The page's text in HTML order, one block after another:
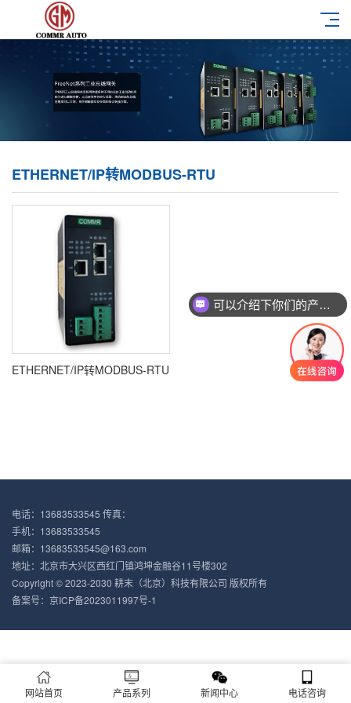
ETHERNET/IP转MODBUS-RTU
ETHERNET/IP转MODBUS-RTU
电话：13683533545 传真：
手机：13683533545
邮箱：13683533545@163.com
地址：北京市大兴区西红门镇鸿坤金融谷11号楼302
Copyright © 2023-2030 耕末（北京）科技有限公司 版权所有
备案号： 京ICP备2023011997号-1
网站首页 产品系列 新闻中心 电话咨询